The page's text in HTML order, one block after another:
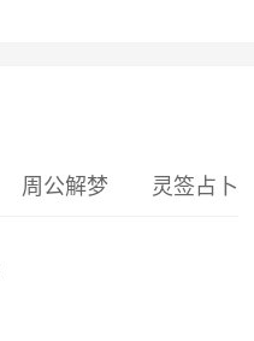
周公解梦 灵签占卜